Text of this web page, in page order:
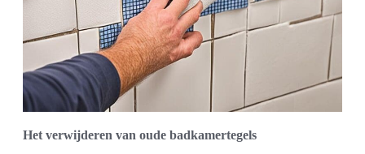
Het verwijderen van oude badkamertegels